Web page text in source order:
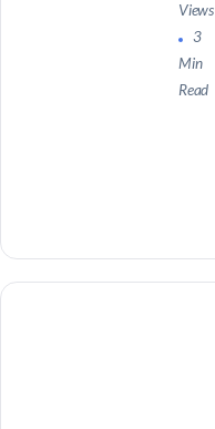
Views
3
Min
Read